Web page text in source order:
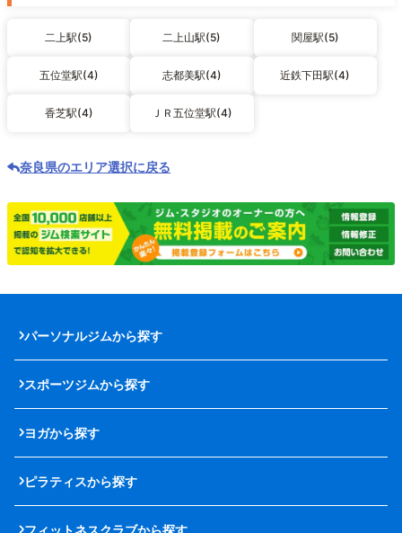
二上駅(5) 二上山駅(5) 関屋駅(5)
五位堂駅(4) 志都美駅(4) 近鉄下田駅(4)
香芝駅(4) ＪＲ五位堂駅(4)
奈良県のエリア選択に戻る
パーソナルジムから探す
スポーツジムから探す
ヨガから探す
ピラティスから探す
フィットネスクラブから探す